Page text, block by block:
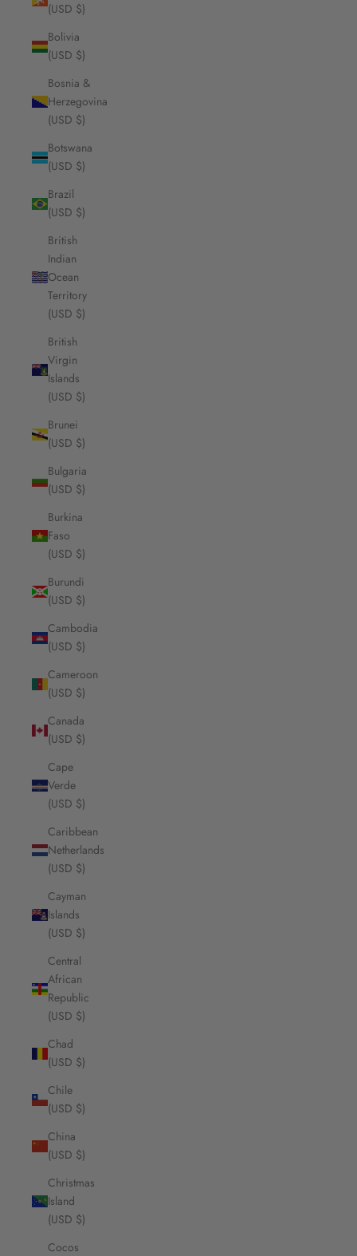
(USD $)
Bolivia
(USD $)
Bosnia &
Herzegovina
(USD $)
Botswana
(USD $)
Brazil
(USD $)
British
Indian
Ocean
Territory
(USD $)
British
Virgin
Islands
(USD $)
Brunei
(USD $)
Bulgaria
(USD $)
Burkina
Faso
(USD $)
Burundi
(USD $)
Cambodia
(USD $)
Cameroon
(USD $)
Canada
(USD $)
Cape
Verde
(USD $)
Caribbean
Netherlands
(USD $)
Cayman
Islands
(USD $)
Central
African
Republic
(USD $)
Chad
(USD $)
Chile
(USD $)
China
(USD $)
Christmas
Island
(USD $)
Cocos